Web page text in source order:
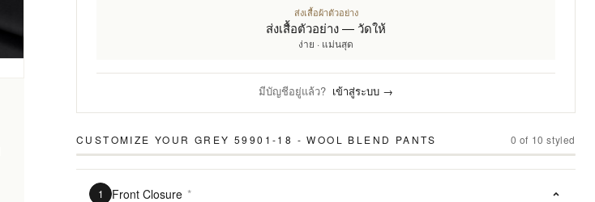
ส่งเสื้อผ้าตัวอย่าง
ส่งเสื้อตัวอย่าง — วัดให้
ง่าย · แม่นสุด
มีบัญชีอยู่แล้ว? เข้าสู่ระบบ →
CUSTOMIZE YOUR GREY 59901-18 - WOOL BLEND PANTS 0 of 10 styled
1 Front Closure *